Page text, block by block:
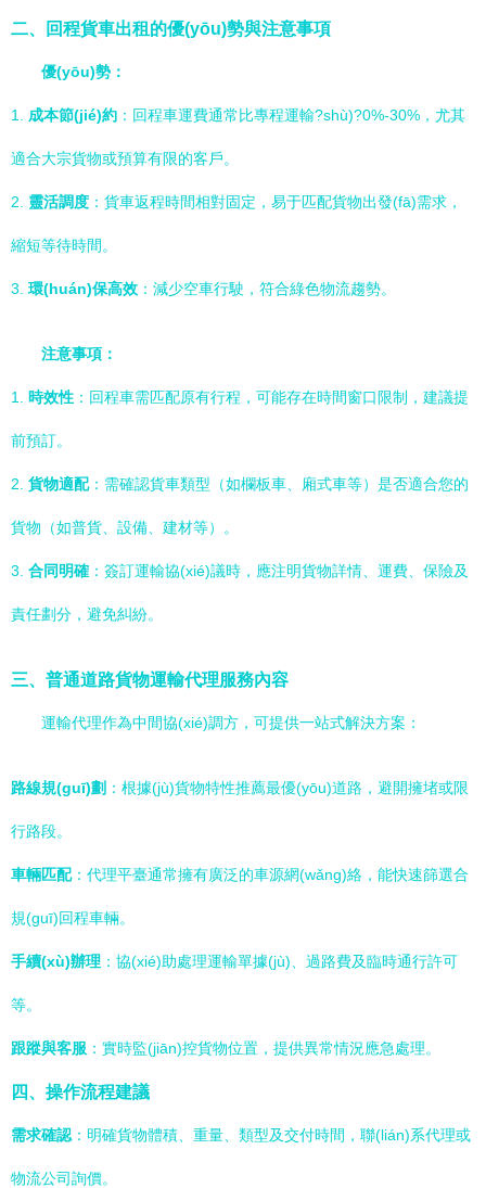
二、回程貨車出租的優(yōu)勢與注意事項
優(yōu)勢：
1. 成本節(jié)約 ：回程車運費通常比專程運輸?shù)?0%-30%，尤其
適合大宗貨物或預算有限的客戶。
2. 靈活調度 ：貨車返程時間相對固定，易于匹配貨物出發(fā)需求，
縮短等待時間。
3. 環(huán)保高效 ：減少空車行駛，符合綠色物流趨勢。
注意事項：
1. 時效性 ：回程車需匹配原有行程，可能存在時間窗口限制，建議提
前預訂。
2. 貨物適配：需確認貨車類型（如欄板車、廂式車等）是否適合您的
貨物（如普貨、設備、建材等）。
3. 合同明確 ：簽訂運輸協(xié)議時，應注明貨物詳情、運費、保險及
責任劃分，避免糾紛。
三、普通道路貨物運輸代理服務內容
運輸代理作為中間協(xié)調方，可提供一站式解決方案：
路線規(guī)劃 ：根據(jù)貨物特性推薦最優(yōu)道路，避開擁堵或限
行路段。
車輛匹配：代理平臺通常擁有廣泛的車源網(wǎng)絡，能快速篩選合
規(guī)回程車輛。
手續(xù)辦理 ：協(xié)助處理運輸單據(jù)、過路費及臨時通行許可
等。
跟蹤與客服 ：實時監(jiān)控貨物位置，提供異常情況應急處理。
四、操作流程建議
需求確認 ：明確貨物體積、重量、類型及交付時間，聯(lián)系代理或
物流公司詢價。